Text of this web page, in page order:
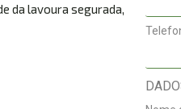
da lavoura segurada,